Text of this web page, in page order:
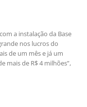
a instalação da Base
nos lucros do
de um mês e já um
mais de R$ 4 milhões”,